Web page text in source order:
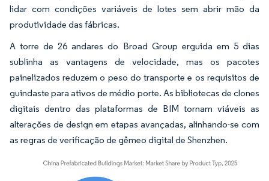
lidar com condições variáveis de lotes sem abrir mão da
produtividade das fábricas.
A torre de 26 andares do Broad Group erguida em 5 dias
sublinha as vantagens de velocidade, mas os pacotes
painelizados reduzem o peso do transporte e os requisitos de
guindaste para ativos de médio porte. As bibliotecas de clones
digitais dentro das plataformas de BIM tornam viáveis as
alterações de design em etapas avançadas, alinhando-se com
as regras de verificação de gêmeo digital de Shenzhen.